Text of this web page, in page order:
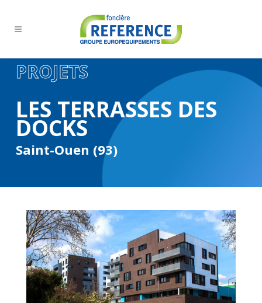
PROJETS
LES TERRASSES DES
DOCKS
Saint-Ouen (93)